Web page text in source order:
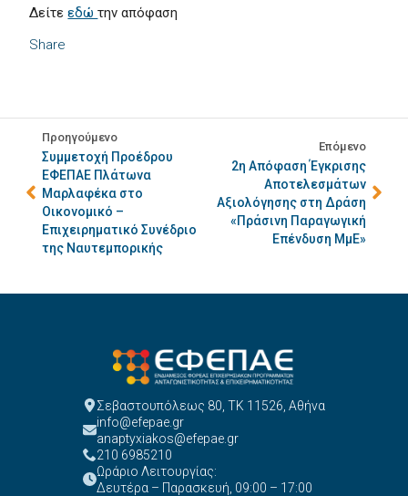
Share
Δείτεεδώτην απόφαση
Προηγούμενο
Συμμετοχή Προέδρου
ΕΦΕΠΑΕ Πλάτωνα
Μαρλαφέκα στο
Οικονομικό –
Επιχειρηματικό Συνέδριο
της Ναυτεμπορικής
Επόμενο
2η Απόφαση Έγκρισης
Αποτελεσμάτων
Αξιολόγησης στη Δράση
«Πράσινη Παραγωγική
Επένδυση ΜμΕ»
Σεβαστουπόλεως 80, ΤΚ 11526, Αθήνα
info@efepae.gr
anaptyxiakos@efepae.gr
210 6985210
Ωράριο Λειτουργίας:
Δευτέρα – Παρασκευή, 09:00 – 17:00